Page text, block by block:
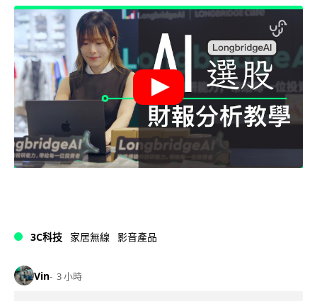
3C科技 家居無線 影音產品
Vin 3 小時